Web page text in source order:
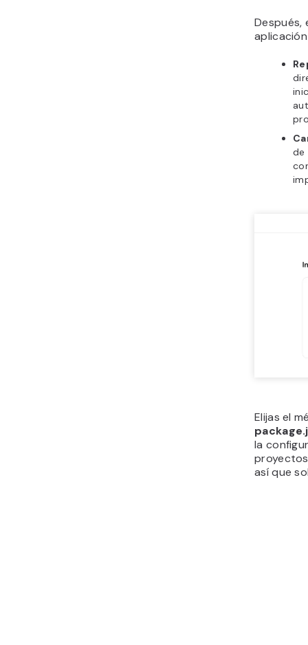
Después,
de
Elijas el
la
así que